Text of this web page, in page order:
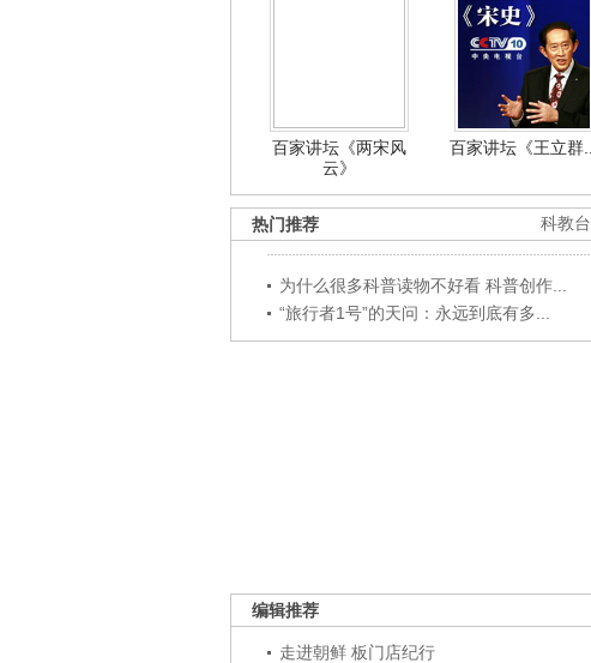
百家讲坛《两宋风
云》
百家讲坛《王立群...
科教台
热门推荐
为什么很多科普读物不好看 科普创作...
“旅行者1号”的天问：永远到底有多...
编辑推荐
走进朝鲜 板门店纪行